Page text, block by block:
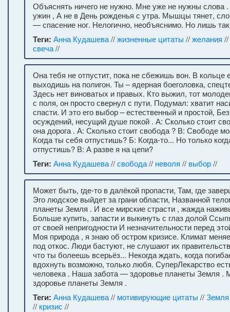
Объяснять ничего не нужно. Мне уже не нужны слова
ужин , А не в День рожденья с утра. Мышцы тянет,
— спасение ног. Нелогично, необъяснимо. Но лишь
Теги: Анна Кудашева//жизненные цитаты //желания //
свеча//
Она тебя не отпустит, пока не сбежишь вон. В кольце
выходишь на полигон. Ты – ядерная боеголовка,
Здесь нет виноватых и правых. Кто выжил, тот
с поля, он просто свернул с пути. Подумал: хватит
спасти. И это его выбор – естественный и простой,
осуждений, несущий душе покой . А: Сколько стоит
она дорога . А: Сколько стоит свобода ? В: Свободе
Когда ты себя отпустишь? Б: Когда-то... Но только
отпустишь? В: А разве я на цепи?
Теги: Анна Кудашева//свобода// неволя // выбор//
Может быть, где-то в далёкой пропасти, Там, где
Эго людское выйдет за грани области, Названной
планеты Земля . И все мирские страсти , жажда
Больше купить, запасти и выкинуть с глаз долой
от своей непригодности И незначительности перед
Моя природа , я знаю об остром кризисе. Климат
под откос. Люди бастуют, не слушают их
что ты болеешь всерьёз... Некогда ждать, когда
вдохнуть возможно, только любя. СуперЛекарство
человека . Наша забота — здоровье планеты Земля .
здоровье планеты Земля .
Теги: Анна Кудашева// мотивирующие цитаты //Земля
// кризис //